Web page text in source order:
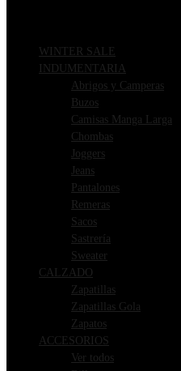
WINTER SALE
INDUMENTARIA
Abrigos y Camperas
Buzos
Camisas Manga Larga
Chombas
Joggers
Jeans
Pantalones
Remeras
Sacos
Sastrería
Sweater
CALZADO
Zapatillas
Zapatillas Gola
Zapatos
ACCESORIOS
Ver todos